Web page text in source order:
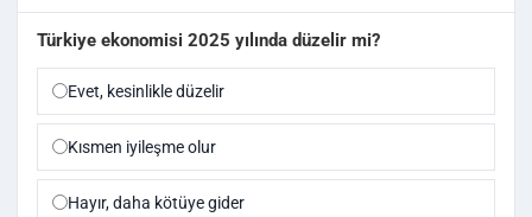
Türkiye ekonomisi 2025 yılında düzelir mi?
Evet, kesinlikle düzelir
Kısmen iyileşme olur
Hayır, daha kötüye gider